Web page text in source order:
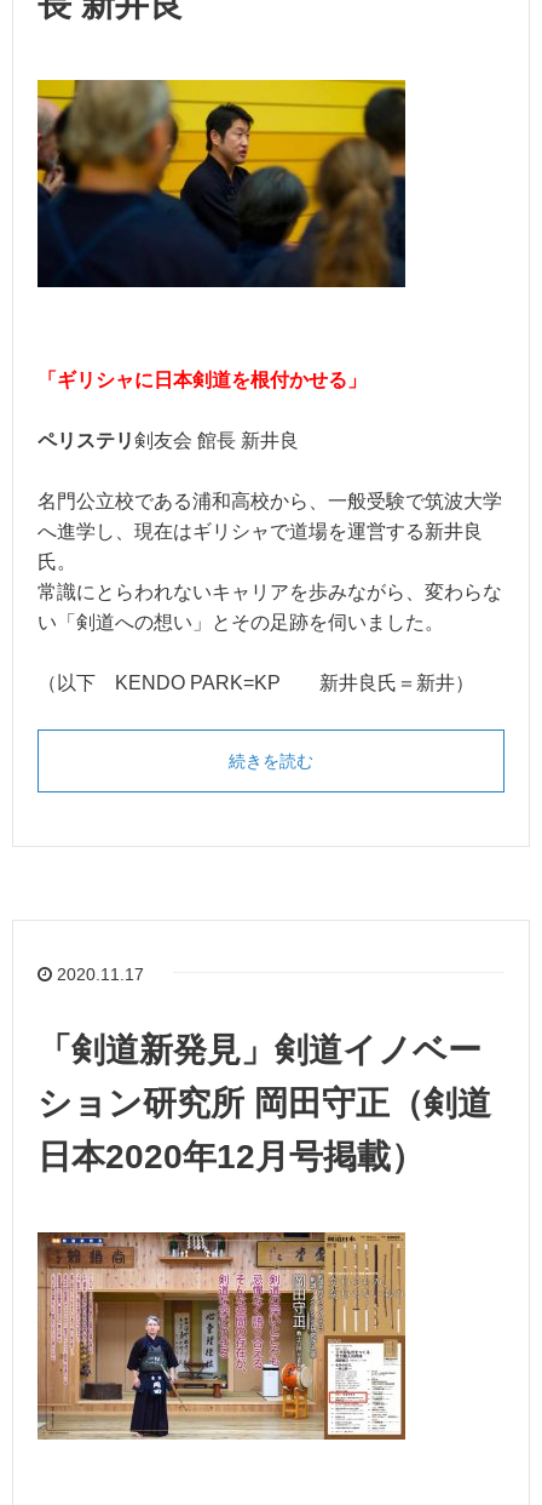
「ギリシャに日本剣道を根付かせる」
ペリステリ剣友会 館長 新井良
名門公立校である浦和高校から、一般受験で筑波大学
へ進学し、現在はギリシャで道場を運営する新井良
氏。
常識にとらわれないキャリアを歩みながら、変わらな
い「剣道への想い」とその足跡を伺いました。
（以下 KENDO PARK=KP 新井良氏＝新井）
続きを読む
2020.11.17
「剣道新発見」剣道イノベー
ション研究所 岡田守正（剣道
日本2020年12月号掲載）